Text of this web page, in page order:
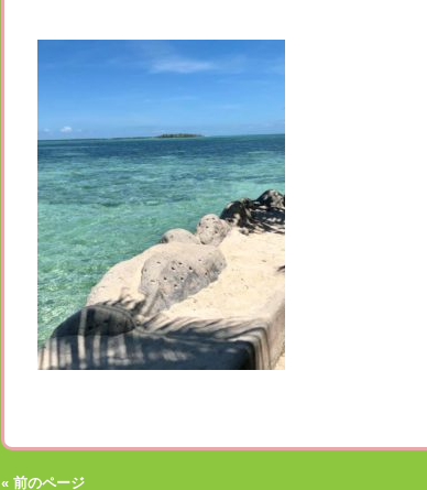
« 前のページ